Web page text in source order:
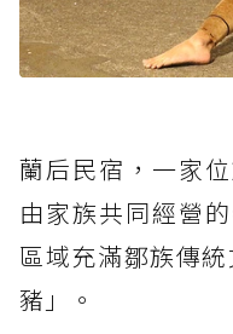
蘭后民宿，一家
由家族共同經營
區域充滿鄒族傳
豬」。